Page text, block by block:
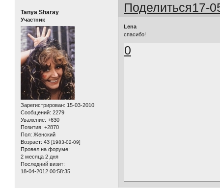
Поделиться17-
Tanya Sharay
Участник
Зарегистрирован: 15-03-2010
Сообщений: 2279
Уважение: +630
Позитив: +2870
Пол: Женский
Возраст: 43 [1983-02-09]
Провел на форуме:
2 месяца 2 дня
Последний визит:
18-04-2012 00:58:35
Lena
спасибо!
0